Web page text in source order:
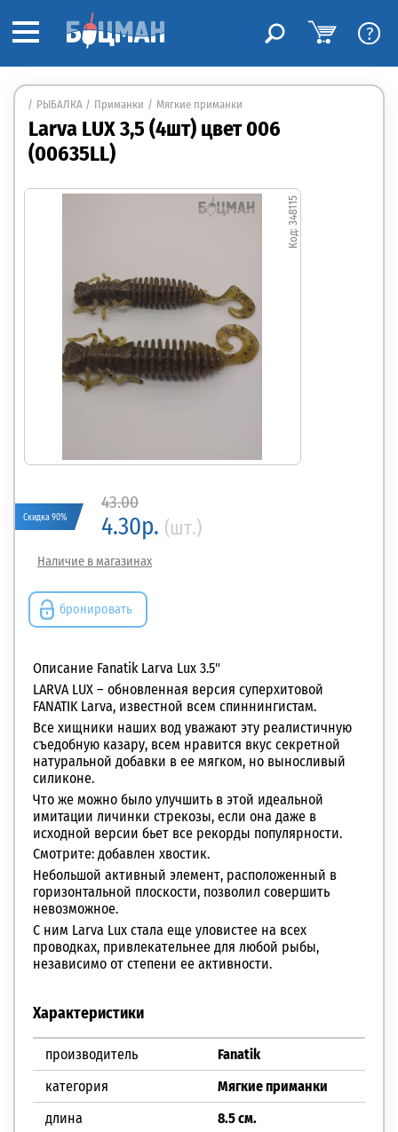
?
РЫБАЛКА Приманки Мягкие приманки
Larva LUX 3,5 (4шт) цвет 006
(00635LL)
348115
Скидка 90%
43.00
4.30р. (шт.)
Наличие в магазинах
бронировать
Описание Fanatik Larva Lux 3.5"
LARVA LUX – обновленная версия суперхитовой
FANATIK Larva, известной всем спиннингистам.
Все хищники наших вод уважают эту реалистичную
съедобную казару, всем нравится вкус секретной
натуральной добавки в ее мягком, но выносливый
силиконе.
Что же можно было улучшить в этой идеальной
имитации личинки стрекозы, если она даже в
исходной версии бьет все рекорды популярности.
Смотрите: добавлен хвостик.
Небольшой активный элемент, расположенный в
горизонтальной плоскости, позволил совершить
невозможное.
С ним Larva Lux стала еще уловистее на всех
проводках, привлекательнее для любой рыбы,
независимо от степени ее активности.
Характеристики
производитель
Fanatik
категория
Мягкие приманки
длина
8.5 см.